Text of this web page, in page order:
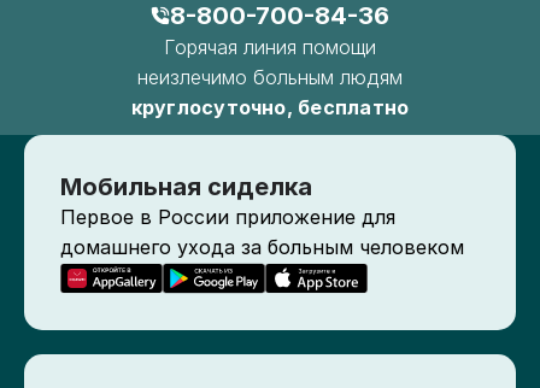
8-800-700-84-36
Горячая линия помощи
неизлечимо больным людям
круглосуточно, бесплатно
Мобильная сиделка
Первое в России приложение для
домашнего ухода за больным человеком